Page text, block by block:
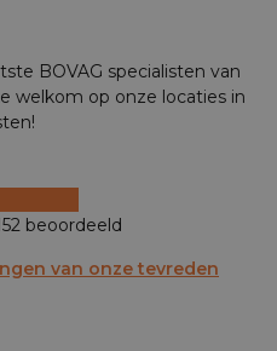
BOVAG specialisten van
welkom op onze locaties in
beoordeeld
van onze tevreden